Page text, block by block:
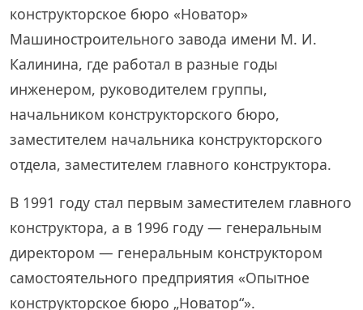
конструкторское бюро «Новатор»
Машиностроительного завода имени М. И.
Калинина, где работал в разные годы
инженером, руководителем группы,
начальником конструкторского бюро,
заместителем начальника конструкторского
отдела, заместителем главного конструктора.
В 1991 году стал первым заместителем главного
конструктора, а в 1996 году — генеральным
директором — генеральным конструктором
самостоятельного предприятия «Опытное
конструкторское бюро „Новатор“».